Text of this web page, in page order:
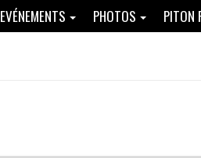
EVÉNEMENTS PHOTOS PITON